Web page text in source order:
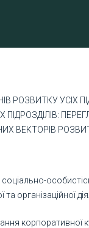
РОЗВИТКУ УСІХ
ВЕКТОРІВ
організаційної
корпоративної